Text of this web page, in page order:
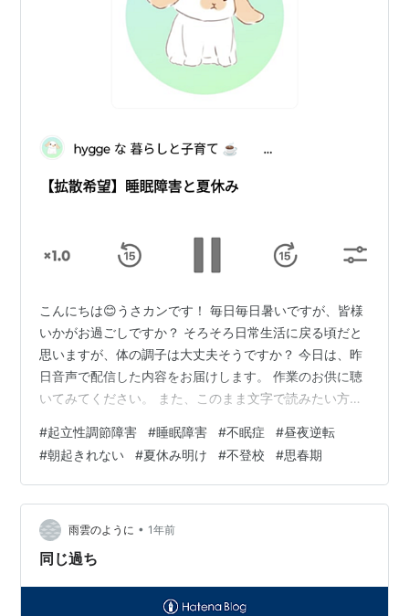
こんにちは😊うさカンです！ 毎日毎日暑いですが、皆様
いかがお過ごしですか？ そろそろ日常生活に戻る頃だと
思いますが、体の調子は大丈夫そうですか？ 今日は、昨
日音声で配信した内容をお届けします。 作業のお供に聴
いてみてください。 また、このまま文字で読みたい方に
みてください。口語のままで読みにくいかもしれません
が、 AIがここまでの仕事をしてくれるって、すごくない
ですか？？ 私が伝えたい内容を、こうしてAIとかインタ
ーネットとかが助けてくれる時代に感謝‼️ 時代は移り変
わっていますね… stand.fm AI記事 専業主婦の体験談 こ
んにちは…
#起立性調節障害 #睡眠障害 #不眠症 #昼夜逆転
#朝起きれない #夏休み明け #不登校 #思春期
雨雲のように • 1年前
同じ過ち